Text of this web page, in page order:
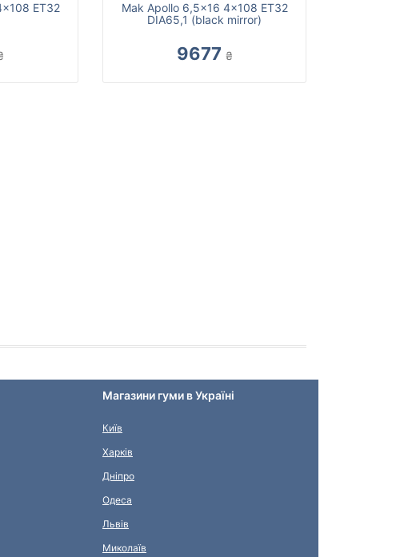
ET32
Mak Apollo 6,5x16 4x108 ET32
DIA65,1 (black mirror)
9677 ₴
Магазини гуми в Україні
Київ
Харків
Дніпро
Одеса
Львів
Миколаїв